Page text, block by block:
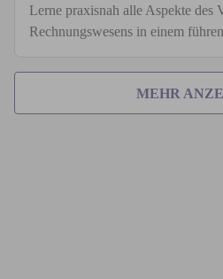
Lerne praxisnah alle Aspekte des
Rechnungswesens in einem
MEHR